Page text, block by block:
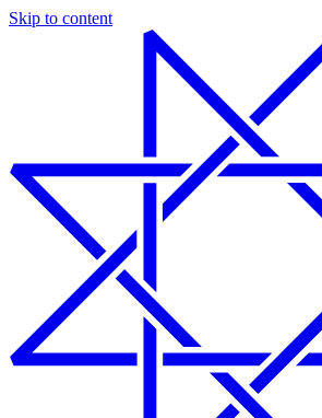
Skip to content